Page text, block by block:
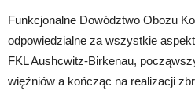
Funkcjonalne Dowództwo Obozu
odpowiedzialne za wszystkie
FKL Aushcwitz-Birkenau,
więźniów a kończąc na realizacji